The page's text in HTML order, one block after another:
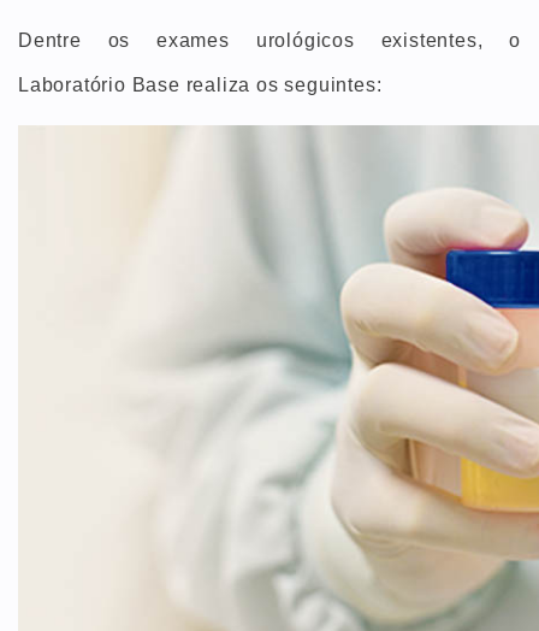
Dentre os exames urológicos existentes, o
Laboratório Base realiza os seguintes: